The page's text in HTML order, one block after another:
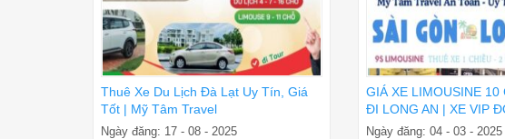
Thuê Xe Du Lịch Đà Lạt Uy Tín, Giá
Tốt | Mỹ Tâm Travel
Ngày đăng: 17 - 08 - 2025
GIÁ XE LIMOUSINE 10
ĐI LONG AN | XE VIP
ĐÓN TẬN NƠI
Ngày đăng: 04 - 03 - 2025